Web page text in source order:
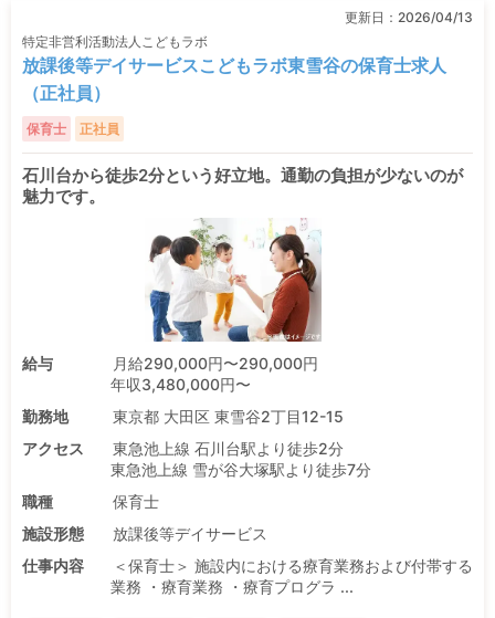
更新日： 2026/04/13
特定非営利活動法人こどもラボ
放課後等デイサービスこどもラボ東雪谷の保育士求人
（正社員）
保育士 正社員
石川台から徒歩2分という好立地。通勤の負担が少ないのが
魅力です。
給与
月給290,000円〜290,000円
年収3,480,000円〜
勤務地
東京都 大田区 東雪谷2丁目12-15
アクセス
東急池上線 石川台駅より徒歩2分
東急池上線 雪が谷大塚駅より徒歩7分
職種
保育士
施設形態
放課後等デイサービス
仕事内容
＜保育士＞ 施設内における療育業務および付帯する
業務 ・療育業務 ・療育プログラ ...